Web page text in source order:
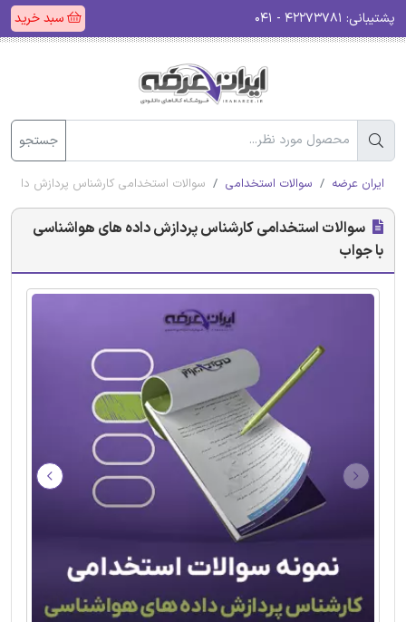
پشتیبانی: سبد خرید
جستجو
ایران عرضه سوالات استخدامی سوالات استخدامی کارشناس پردازش
سوالات استخدامی کارشناس پردازش داده های هواشناسی
با جواب